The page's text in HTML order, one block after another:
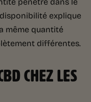
explique
même quantité
différentes.
CHEZ LES